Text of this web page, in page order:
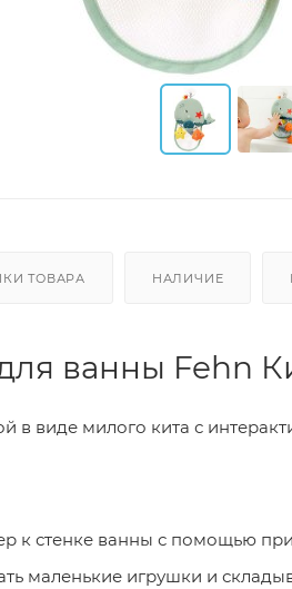
ТОВАРА НАЛИЧИЕ
ванны Fehn
в виде милого кита с
к стенке ванны с помощью
маленькие игрушки и